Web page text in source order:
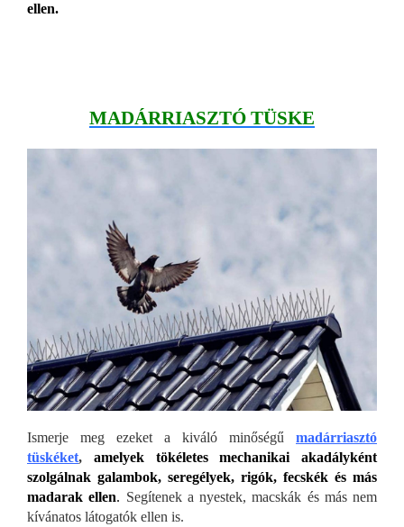
ellen.
MADÁRRIASZTÓ TÜSKE
Ismerje meg ezeket a kiváló minőségű madárriasztó
tüskéket, amelyek tökéletes mechanikai akadályként
szolgálnak galambok, seregélyek, rigók, fecskék és más
madarak ellen. Segítenek a nyestek, macskák és más nem
kívánatos látogatók ellen is.